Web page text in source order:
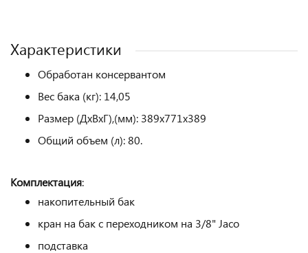
Характеристики
Обработан консервантом
Вес бака (кг): 14,05
Размер (ДхВхГ),(мм): 389х771х389
Общий объем (л): 80.
Комплектация:
накопительный бак
кран на бак с переходником на 3/8" Jaco
подставка